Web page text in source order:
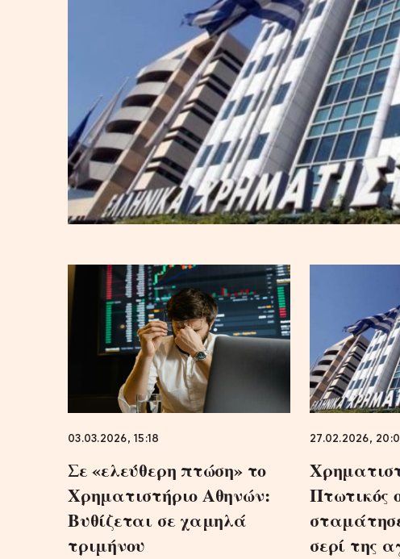
03.03.2026, 15:18
Σε «ελεύθερη πτώση» το
Χρηματιστήριο Αθηνών:
Βυθίζεται σε χαμηλά
τριμήνου
27.02.2026,
Πτωτικός
σερί της